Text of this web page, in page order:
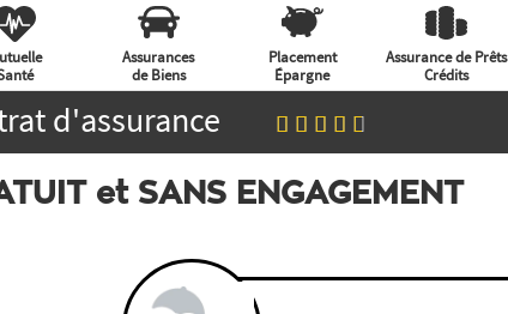
Assurances
de Biens
Placement
Épargne
Assurance de Prêts
Crédits
d'assurance
et SANS ENGAGEMENT